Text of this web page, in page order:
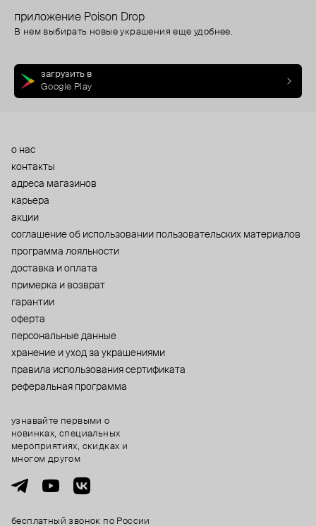
приложение Poison Drop
В нем выбирать новые украшения еще удобнее.
загрузить в
Google Play
о нас
контакты
адреса магазинов
карьера
акции
cоглашение об использовании пользовательских материалов
программа лояльности
доставка и оплата
примерка и возврат
гарантии
оферта
персональные данные
хранение и уход за украшениями
правила использования сертификата
реферальная программа
бесплатный звонок по России
узнавайте первыми о
новинках, специальных
мероприятиях, скидках и
многом другом